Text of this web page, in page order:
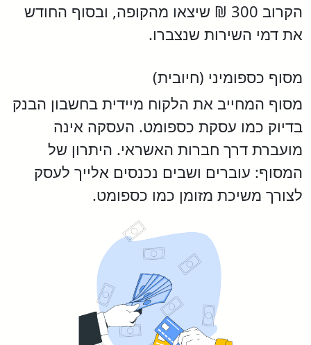
הקרוב 300 ₪ שיצאו מהקופה, ובסוף החודש
את דמי השירות שנצברו.
מסוף כספומיני (חיובית)
מסוף המחייב את הלקוח מיידית בחשבון הבנק
בדיוק כמו עסקת כספומט. העסקה אינה
מועברת דרך חברות האשראי. היתרון של
המסוף: עוברים ושבים נכנסים אלייך לעסק
לצורך משיכת מזומן כמו כספומט.